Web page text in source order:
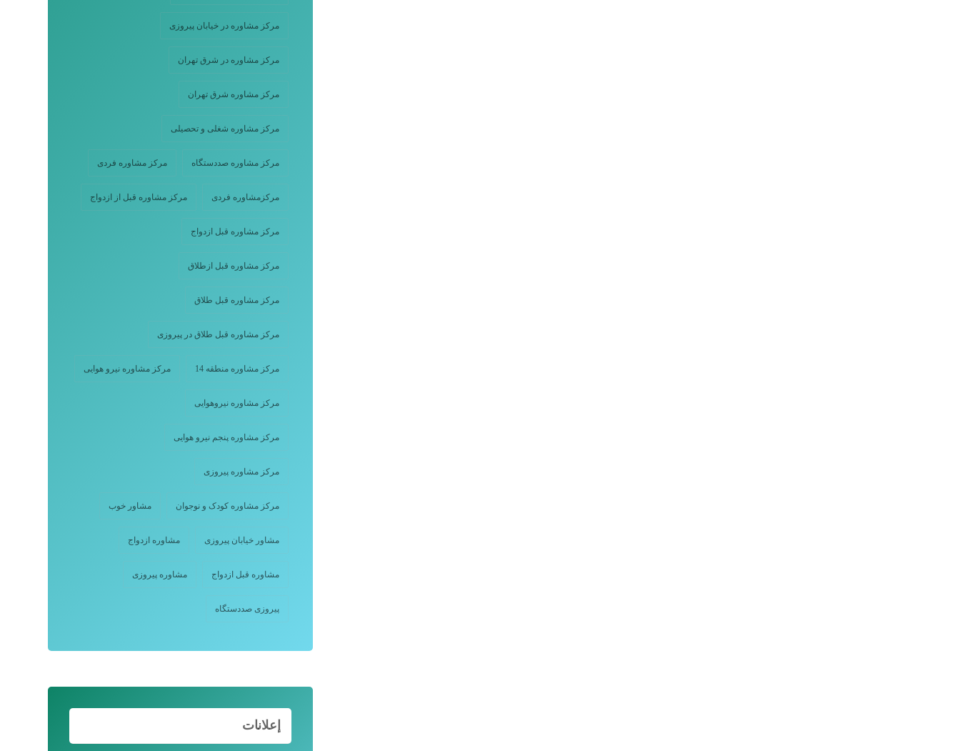
مرکز مشاوره در خیابان پیروزی
مرکز مشاوره در شرق تهران
مرکز مشاوره شرق تهران
مرکز مشاوره شغلی و تحصیلی
مرکز مشاوره صددستگاه مرکز مشاوره فردی
مرکزمشاوره فردی مرکز مشاوره قبل از ازدواج
مرکز مشاوره قبل ازدواج
مرکز مشاوره قبل ازطلاق
مرکز مشاوره قبل طلاق
مرکز مشاوره قبل طلاق در پیروزی
مرکز مشاوره منطقه 14 مرکز مشاوره نیرو هوایی
مرکز مشاوره نیروهوایی
مرکز مشاوره پنجم نیرو هوایی
مرکز مشاوره پیروزی
مرکز مشاوره کودک و نوجوان مشاور خوب
مشاور خیابان پیروزی مشاوره ازدواج
مشاوره قبل ازدواج مشاوره پیروزی
پیروزی صددستگاه
إعلانات